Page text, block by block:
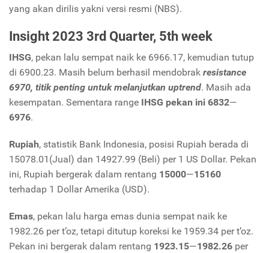
yang akan dirilis yakni versi resmi (NBS).
Insight 2023 3rd Quarter, 5th week
IHSG, pekan lalu sempat naik ke 6966.17, kemudian tutup
di 6900.23. Masih belum berhasil mendobrak resistance
6970, titik penting untuk melanjutkan uptrend. Masih ada
kesempatan. Sementara range IHSG pekan ini 6832—
6976.
Rupiah, statistik Bank Indonesia, posisi Rupiah berada di
15078.01(Jual) dan 14927.99 (Beli) per 1 US Dollar. Pekan
ini, Rupiah bergerak dalam rentang 15000—15160
terhadap 1 Dollar Amerika (USD).
Emas, pekan lalu harga emas dunia sempat naik ke
1982.26 per t’oz, tetapi ditutup koreksi ke 1959.34 per t’oz.
Pekan ini bergerak dalam rentang 1923.15—1982.26 per